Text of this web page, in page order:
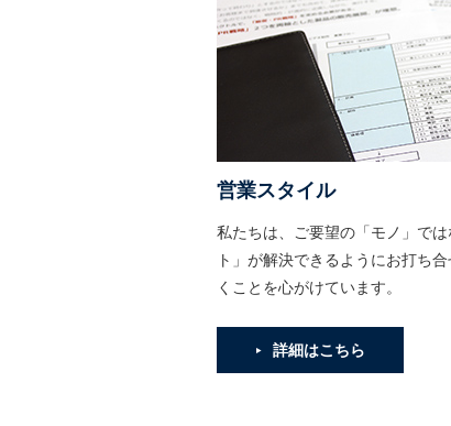
営業スタイル
私たちは、ご要望の「モノ」で
ト」が解決できるようにお打ち
くことを心がけています。
詳細はこちら